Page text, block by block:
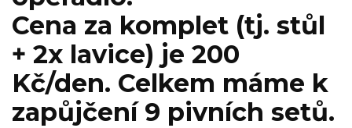
Cena za komplet (tj. stůl
+ 2x lavice) je 200
Kč/den. Celkem máme k
zapůjčení 9 pivních setů.